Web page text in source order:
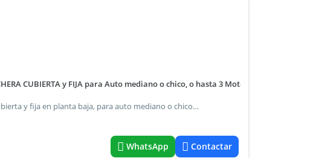
CUBIERTA y FIJA para Auto mediano o chico, o hasta 3 Motos. Portón
Oportunidad! Venta sin comisión. Cochera cubierta y fija en planta baja, para auto mediano o chico, o hasta 3 motos. Portón automático con acceso a control remoto! En planta baja, sin rampas, ni curvas, ni montacargas.
WhatsApp Contactar